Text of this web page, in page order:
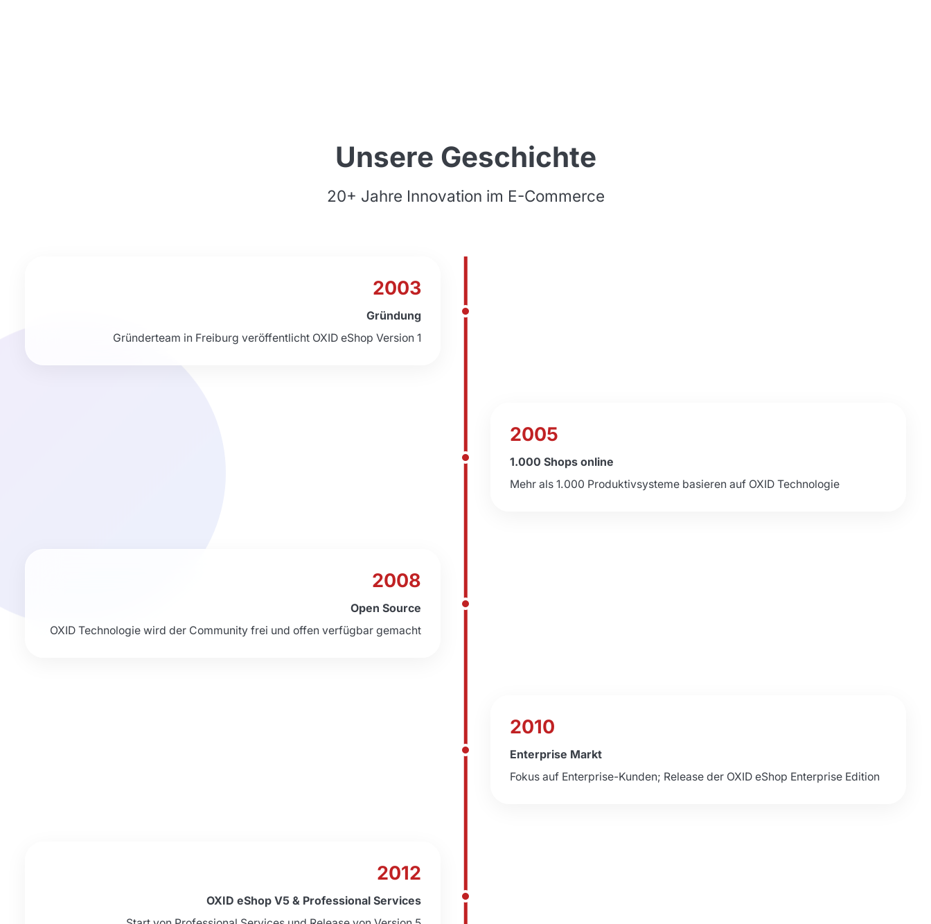
Unsere Geschichte
20+ Jahre Innovation im E-Commerce
2003
Gründung
Gründerteam in Freiburg veröffentlicht OXID eShop Version 1
2005
1.000 Shops online
Mehr als 1.000 Produktivsysteme basieren auf OXID Technologie
2008
Open Source
OXID Technologie wird der Community frei und offen verfügbar gemacht
2010
Enterprise Markt
Fokus auf Enterprise-Kunden; Release der OXID eShop Enterprise Edition
2012
OXID eShop V5 & Professional Services